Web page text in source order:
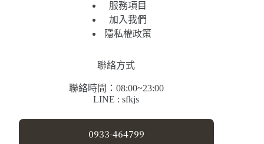
服務項目
加入我們
隱私權政策
聯絡方式
聯絡時間：08:00~23:00
LINE : sfkjs
0933-464799